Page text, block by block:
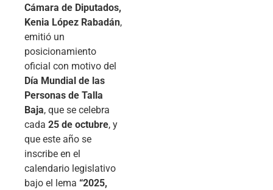
Cámara de Diputados,
Kenia López Rabadán,
emitió un
posicionamiento
oficial con motivo del
Día Mundial de las
Personas de Talla
Baja, que se celebra
cada 25 de octubre, y
que este año se
inscribe en el
calendario legislativo
bajo el lema “2025,